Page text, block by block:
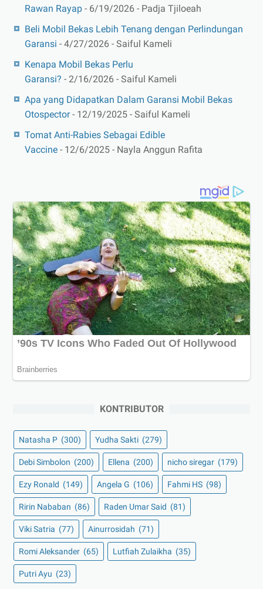
Rawan Rayap - 6/19/2026 - Padja Tjiloeah
Beli Mobil Bekas Lebih Tenang dengan Perlindungan
Garansi - 4/27/2026 - Saiful Kameli
Kenapa Mobil Bekas Perlu
Garansi? - 2/16/2026 - Saiful Kameli
Apa yang Didapatkan Dalam Garansi Mobil Bekas
Otospector- 12/19/2025 - Saiful Kameli
Tomat Anti-Rabies Sebagai Edible
Vaccine - 12/6/2025 - Nayla Anggun Rafita
KONTRIBUTOR
Natasha P (300) Yudha Sakti (279)
Debi Simbolon (200) Ellena (200) nicho siregar (179)
Ezy Ronald (149) Angela G (106) Fahmi HS (98)
Ririn Nababan (86) Raden Umar Said (81)
Viki Satria (77) Ainurrosidah (71)
Romi Aleksander (65) Lutfiah Zulaikha (35)
Putri Ayu (23)